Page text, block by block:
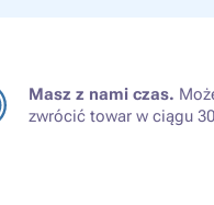
Masz z nami czas.
zwrócić towar w ciągu